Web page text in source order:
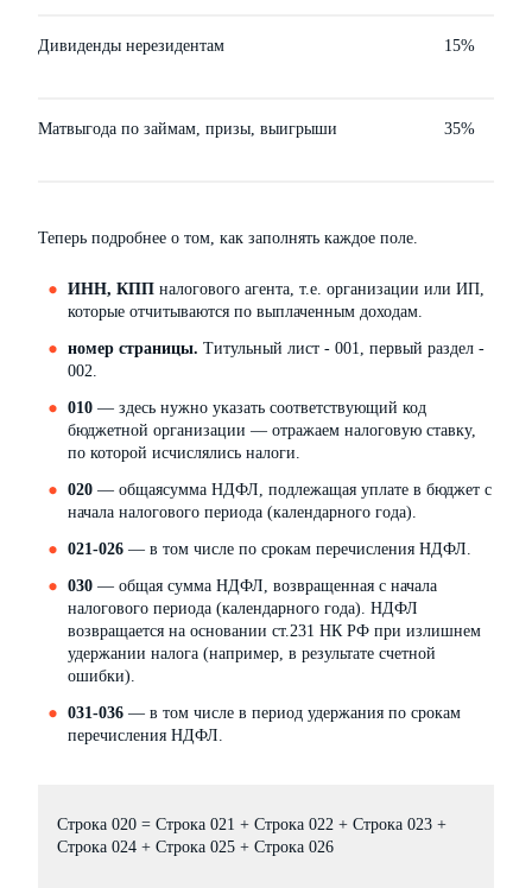
Дивиденды нерезидентам 15%
Матвыгода по займам, призы, выигрыши 35%
Теперь подробнее о том, как заполнять каждое поле.
ИНН, КПП налогового агента, т.е. организации или ИП,
которые отчитываются по выплаченным доходам.
номер страницы. Титульный лист - 001, первый раздел -
002.
010 — здесь нужно указать соответствующий код
бюджетной организации — отражаем налоговую ставку,
по которой исчислялись налоги.
020 — общаясумма НДФЛ, подлежащая уплате в бюджет с
начала налогового периода (календарного года).
021-026 — в том числе по срокам перечисления НДФЛ.
030 — общая сумма НДФЛ, возвращенная с начала
налогового периода (календарного года). НДФЛ
возвращается на основании ст.231 НК РФ при излишнем
удержании налога (например, в результате счетной
ошибки).
031-036 — в том числе в период удержания по срокам
перечисления НДФЛ.
Строка 020 = Строка 021 + Строка 022 + Строка 023 +
Строка 024 + Строка 025 + Строка 026